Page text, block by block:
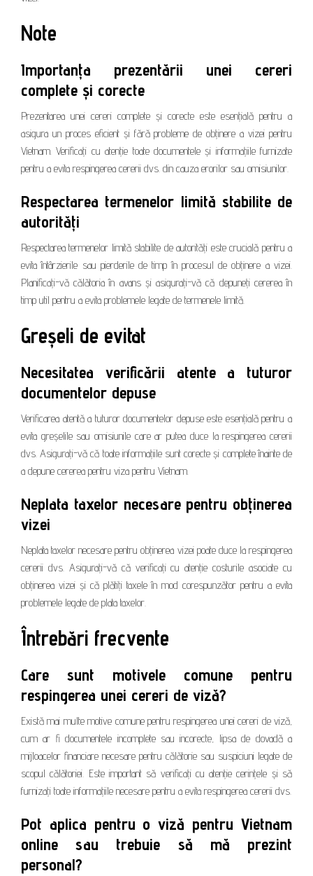
Note
Importanța prezentării unei cereri
complete și corecte
Prezentarea unei cereri complete și corecte este esențială pentru a
asigura un proces eficient și fără probleme de obținere a vizei pentru
Vietnam. Verificați cu atenție toate documentele și informațiile furnizate
pentru a evita respingerea cererii dvs. din cauza erorilor sau omisiunilor.
Respectarea termenelor limită stabilite de
autorități
Respectarea termenelor limită stabilite de autorități este crucială pentru a
evita întârzierile sau pierderile de timp în procesul de obținere a vizei.
Planificați-vă călătoria în avans și asigurați-vă că depuneți cererea în
timp util pentru a evita problemele legate de termenele limită.
Greșeli de evitat
Necesitatea verificării atente a tuturor
documentelor depuse
Verificarea atentă a tuturor documentelor depuse este esențială pentru a
evita greșelile sau omisiunile care ar putea duce la respingerea cererii
dvs. Asigurați-vă că toate informațiile sunt corecte și complete înainte de
a depune cererea pentru viza pentru Vietnam.
Neplata taxelor necesare pentru obținerea
vizei
Neplata taxelor necesare pentru obținerea vizei poate duce la respingerea
cererii dvs. Asigurați-vă că verificați cu atenție costurile asociate cu
obținerea vizei și că plătiți taxele în mod corespunzător pentru a evita
problemele legate de plata taxelor.
Întrebări frecvente
Care sunt motivele comune pentru
respingerea unei cereri de viză?
Există mai multe motive comune pentru respingerea unei cereri de viză,
cum ar fi documentele incomplete sau incorecte, lipsa de dovadă a
mijloacelor financiare necesare pentru călătorie sau suspiciuni legate de
scopul călătoriei. Este important să verificați cu atenție cerințele și să
furnizați toate informațiile necesare pentru a evita respingerea cererii dvs.
Pot aplica pentru o viză pentru Vietnam
online sau trebuie să mă prezint
personal?